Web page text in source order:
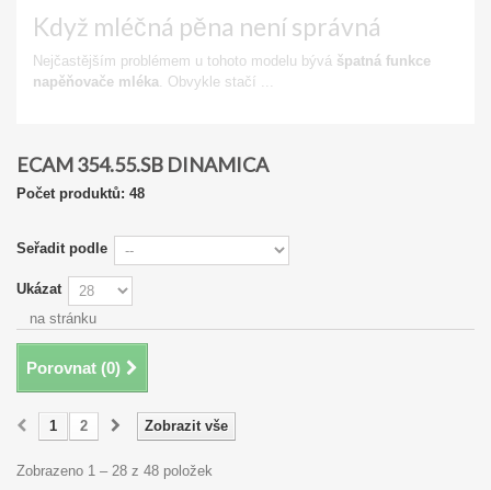
Když mléčná pěna není správná
Nejčastějším problémem u tohoto modelu bývá špatná funkce
napěňovače mléka. Obvykle stačí ...
ECAM 354.55.SB DINAMICA
Počet produktů: 48
Seřadit podle
Ukázat
na stránku
Porovnat (0)
Zobrazit vše
1 2
Zobrazeno 1 – 28 z 48 položek